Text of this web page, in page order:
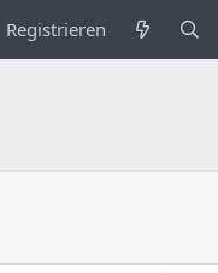
Registrieren